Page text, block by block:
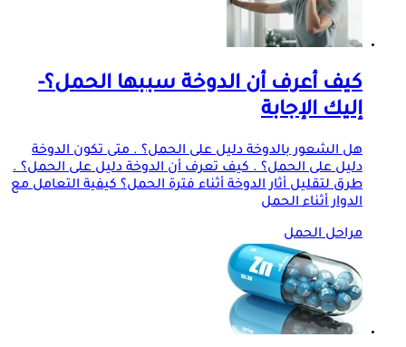
كيف أعرف أن الدوخة سببها الحمل؟-
إليك الإجابة
هل الشعور بالدوخة دليل على الحمل؟ . متى تكون الدوخة
دليل على الحمل؟ . كيف تعرف أن الدوخة دليل على الحمل؟ .
طرق لتقليل أثار الدوخة أثناء فترة الحمل؟ كيفية التعامل مع
الدوار أثناء الحمل
مراحل الحمل